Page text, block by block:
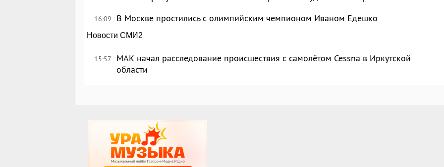
16:09 В Москве простились с олимпийским чемпионом Иваном Едешко
Новости СМИ2
15:57
МАК начал расследование происшествия с самолётом Cessna в Иркутской
области